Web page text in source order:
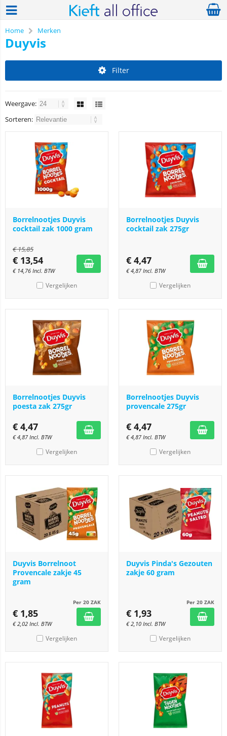
Home Merken
Duyvis
Filter
Weergave:
Sorteren:
Borrelnootjes Duyvis
cocktail zak 1000 gram
€15,85
€ 13,54
€ 14,76 Incl. BTW
Vergelijken
Borrelnootjes Duyvis
cocktail zak 275gr
€ 4,47
€4,87 Incl. BTW
Vergelijken
Borrelnootjes Duyvis
poesta zak 275gr
€ 4,47
€4,87 Incl. BTW
Vergelijken
Borrelnootjes Duyvis
provencale 275gr
€ 4,47
€4,87 Incl. BTW
Vergelijken
Duyvis Borrelnoot
Provencale zakje 45
gram
Per 20 ZAK
€ 1,85
€2,02 Incl. BTW
Vergelijken
Duyvis Pinda's Gezouten
zakje 60 gram
Per 20 ZAK
€ 1,93
€2,10 Incl. BTW
Vergelijken